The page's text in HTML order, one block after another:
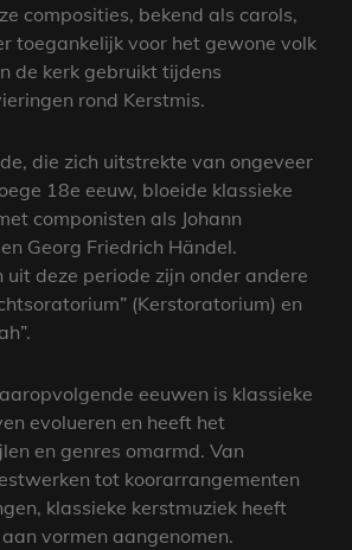
composities, bekend als carols,
toegankelijk voor het gewone volk
de kerk gebruikt tijdens
rond Kerstmis.
die zich uitstrekte van ongeveer
18e eeuw, bloeide klassieke
componisten als Johann
Georg Friedrich Händel.
uit deze periode zijn onder andere
(Kerstoratorium) en
eeuwen is klassieke
evolueren en heeft het
en genres omarmd. Van
tot koorarrangementen
klassieke kerstmuziek heeft
vormen aangenomen.